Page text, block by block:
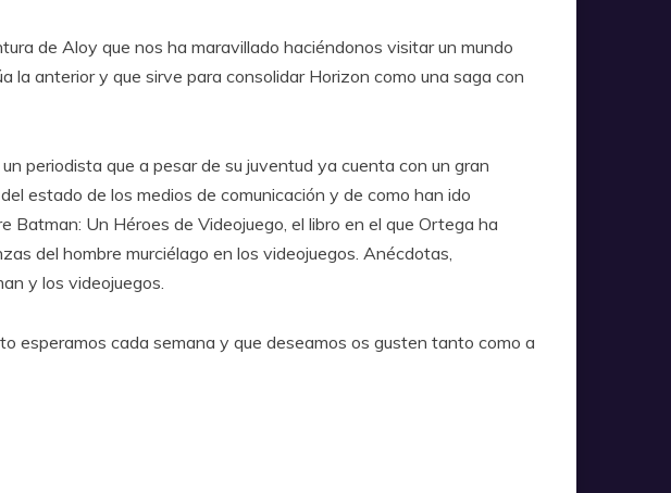
de Aloy que nos ha maravillado haciéndonos visitar un mundo
anterior y que sirve para consolidar Horizon como una saga con
periodista que a pesar de su juventud ya cuenta con un gran
estado de los medios de comunicación y de como han ido
Un Héroes de Videojuego, el libro en el que Ortega ha
del hombre murciélago en los videojuegos. Anécdotas,
y los videojuegos.
esperamos cada semana y que deseamos os gusten tanto como a